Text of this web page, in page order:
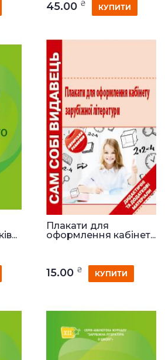
45.00 ₴ КУПИТИ
Плакати для
оформлення кабінет...
15.00 ₴ КУПИТИ